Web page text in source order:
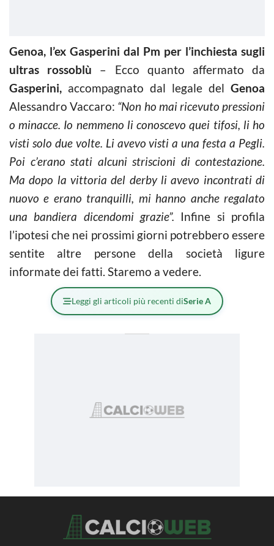
Genoa, l’ex Gasperini dal Pm per l’inchiesta sugli
ultras rossoblù – Ecco quanto affermato da
Gasperini, accompagnato dal legale del Genoa
Alessandro Vaccaro: “Non ho mai ricevuto pressioni
o minacce. Io nemmeno li conoscevo quei tifosi, li ho
visti solo due volte. Li avevo visti a una festa a Pegli.
Poi c’erano stati alcuni striscioni di contestazione.
Ma dopo la vittoria del derby li avevo incontrati di
nuovo e erano tranquilli, mi hanno anche regalato
una bandiera dicendomi grazie”. Infine si profila
l’ipotesi che nei prossimi giorni potrebbero essere
sentite altre persone della società ligure
informate dei fatti. Staremo a vedere.
Leggi gli articoli più recenti diSerie A